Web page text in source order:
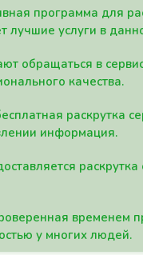
программа для
лучшие услуги в
обращаться в
качества.
раскрутка
информация.
временем
у многих людей.